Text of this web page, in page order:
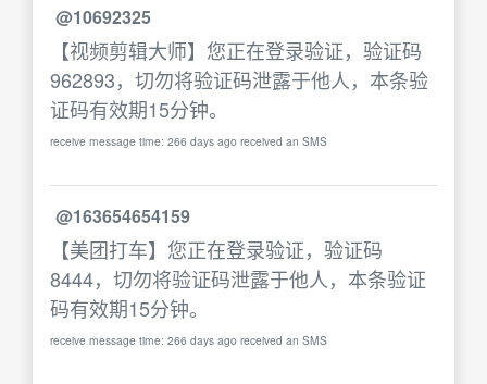
@10692325
【视频剪辑大师】您正在登录验证，验证码
962893，切勿将验证码泄露于他人，本条验
证码有效期15分钟。
receive message time: 266 days ago received an SMS
@163654654159
【美团打车】您正在登录验证，验证码
8444，切勿将验证码泄露于他人，本条验证
码有效期15分钟。
receive message time: 266 days ago received an SMS